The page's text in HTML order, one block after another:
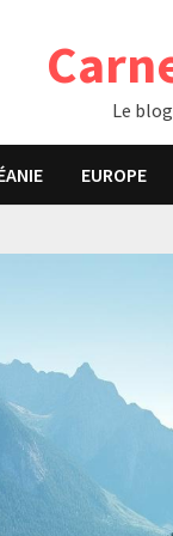
Le
EUROPE